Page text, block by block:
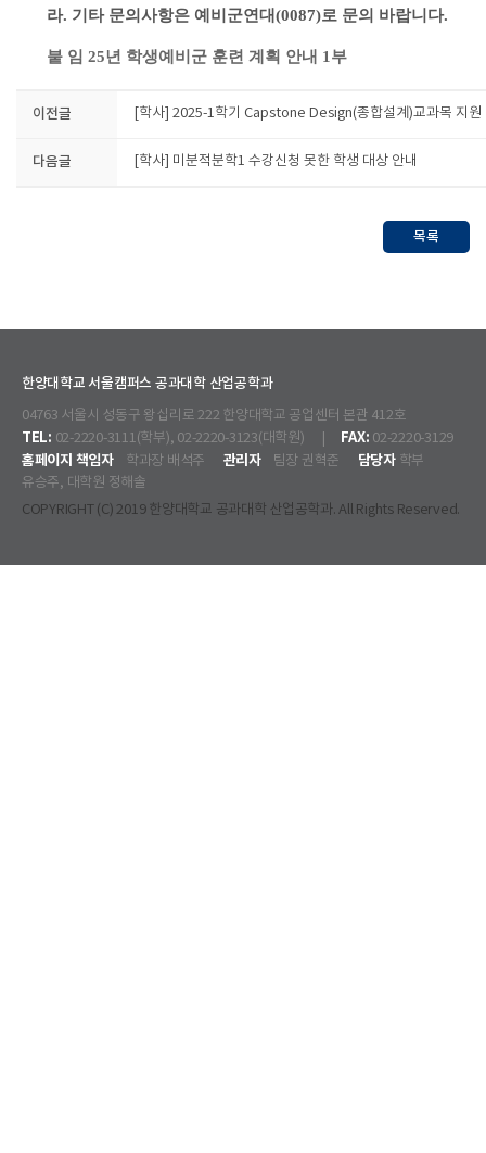
라. 기타 문의사항은 예비군연대(0087)로 문의 바랍니다.
붙 임 25년 학생예비군 훈련 계획 안내 1부
이전글 [학사] 2025-1학기 Capstone Design(종합설계)교과목 지원
다음글 [학사] 미분적분학1 수강신청 못한 학생 대상 안내
목록
한양대학교 서울캠퍼스 공과대학 산업공학과
04763 서울시 성동구 왕십리로 222 한양대학교 공업센터 본관 412호
TEL: 02-2220-3111(학부), 02-2220-3123(대학원) | FAX: 02-2220-3129
홈페이지 책임자 학과장 배석주 관리자 팀장 권혁준 담당자학부
유승주, 대학원 정해솔
COPYRIGHT (C) 2019 한양대학교 공과대학 산업공학과. All Rights Reserved.